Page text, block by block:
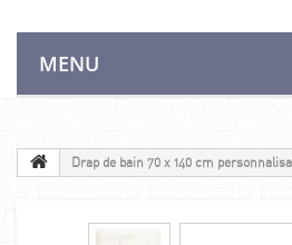
MENU
Drap de bain 70 x 140 cm